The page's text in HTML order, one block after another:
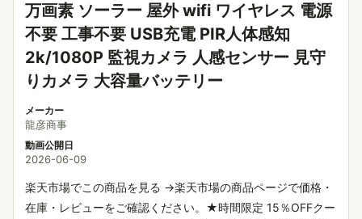
万画素 ソーラー 屋外 wifi ワイヤレス 電源
不要 工事不要 USB充電 PIR人体感知
2k/1080P 監視カメラ 人感センサー 見守
りカメラ 大容量バッテリー
メーカー
龍彦商事
動画公開日
2026-06-09
楽天市場でこの商品を見る →楽天市場の商品ページで価格・
在庫・レビューをご確認ください。★時間限定 15％OFFクー